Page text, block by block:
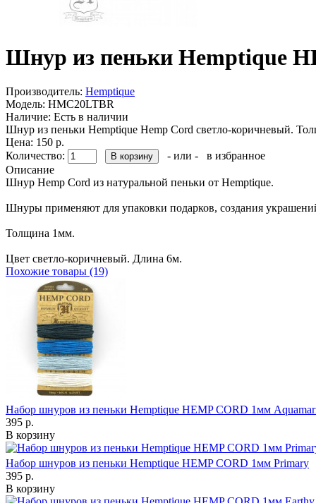
Шнур из пеньки Hemptique
Производитель: Hemptique
Модель: HMC20LTBR
Наличие: Есть в наличии
Шнур из пеньки Hemptique Hemp Cord светло-коричневый.
Цена: 150 р.
Количество:
- или -
в избранное
Описание
Шнур Hemp Cord из натуральной пеньки от Hemptique.
Шнуры применяют для упаковки подарков, создания
Толщина 1мм.
Цвет светло-коричневый. Длина 6м.
Похожие товары (19)
Набор шнуров из пеньки Hemptique HEMP CORD 1мм
395 р.
В корзину
Набор шнуров из пеньки Hemptique HEMP CORD 1мм Primary
395 р.
В корзину